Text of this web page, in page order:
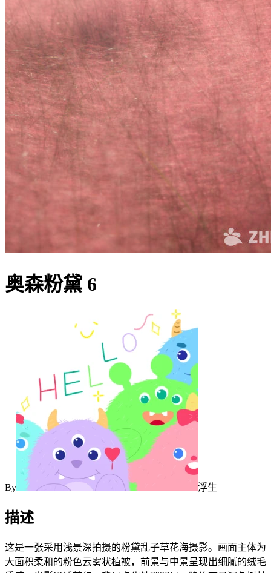
奥森粉黛 6
By 浮生
描述
这是一张采用浅景深拍摄的粉黛乱子草花海摄影。画面主体为
大面积柔和的粉色云雾状植被，前景与中景呈现出细腻的绒毛